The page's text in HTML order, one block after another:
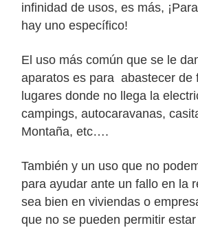
infinidad de usos, es más,
hay uno específico!
El uso más común que se le
aparatos es para abastecer de
lugares donde no llega la
campings, autocaravanas,
Montaña, etc….
También y un uso que no
para ayudar ante un fallo en la
sea bien en viviendas o
que no se pueden permitir